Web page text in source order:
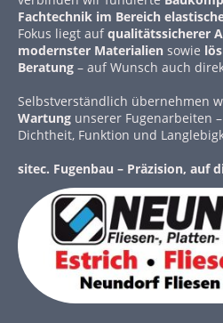
Fachtechnik im Bereich
Fokus liegt aufqualitätssicherer
modernster Materialien sowie
Beratung – auf Wunsch auch
Selbstverständlich übernehmen
Wartung unserer Fugenarbeiten
Dichtheit, Funktion und
sitec. Fugenbau – Präzision, auf